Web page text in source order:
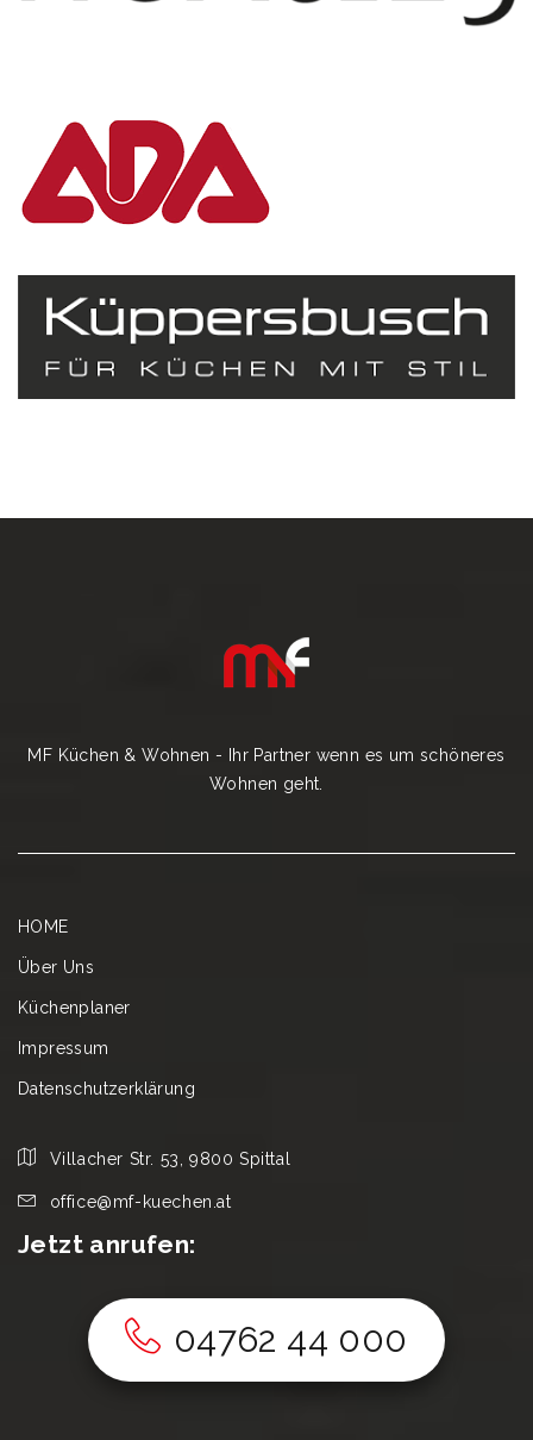
MF Küchen & Wohnen - Ihr Partner wenn es um schöneres
Wohnen geht.
HOME
Über Uns
Küchenplaner
Impressum
Datenschutzerklärung
Villacher Str. 53, 9800 Spittal
office@mf-kuechen.at
Jetzt anrufen:
04762 44 000